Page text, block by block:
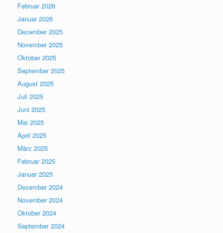
Februar 2026
Januar 2026
Dezember 2025
November 2025
Oktober 2025
September 2025
August 2025
Juli 2025
Juni 2025
Mai 2025
April 2025
März 2025
Februar 2025
Januar 2025
Dezember 2024
November 2024
Oktober 2024
September 2024